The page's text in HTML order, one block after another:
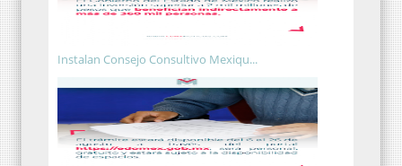
Instalan Consejo Consultivo Mexiqu...